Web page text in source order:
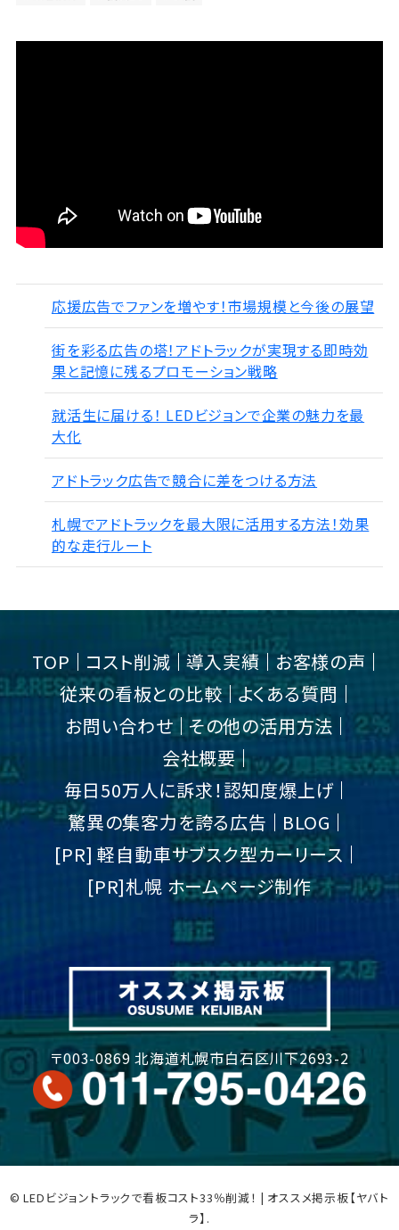
応援広告でファンを増やす！市場規模と今後の展望
街を彩る広告の塔！アドトラックが実現する即時効
果と記憶に残るプロモーション戦略
就活生に届ける！ LEDビジョンで企業の魅力を最
大化
アドトラック広告で競合に差をつける方法
札幌でアドトラックを最大限に活用する方法！効果
的な走行ルート
TOP コスト削減 導入実績
お客様の声
従来の看板との比較 よくある質問
お問い合わせ
その他の活用方法
会社概要
毎日50万人に訴求！認知度爆上げ
驚異の集客力を誇る広告
BLOG
[PR] 軽自動車サブスク型カーリース
[PR]札幌 ホームページ制作
〒003-0869 北海道札幌市白石区川下2693-2
© LEDビジョントラックで看板コスト33％削減！ | オススメ掲示板【ヤバト
ラ】.